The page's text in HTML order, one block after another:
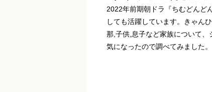
2022年前期朝ドラ『ちむどんど
しても活躍しています。きゃん
那,子供,息子など家族について、
気になったので調べてみました。